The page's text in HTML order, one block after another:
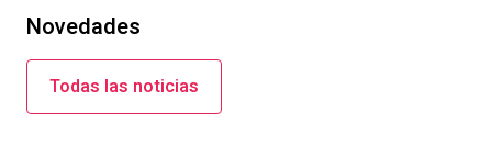
Novedades
Todas las noticias